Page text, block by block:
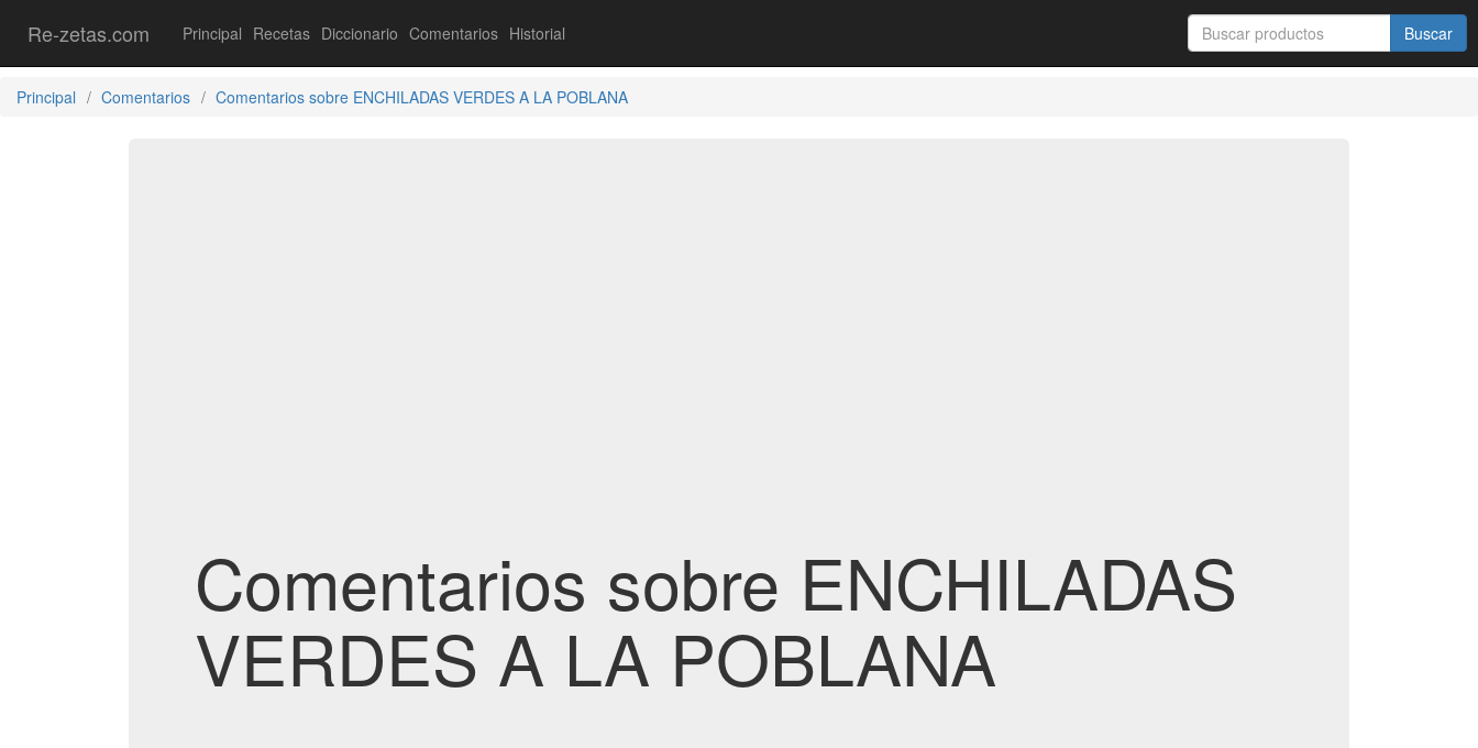
Re-zetas.com Principal Recetas Diccionario Comentarios Historial
Principal Comentarios Comentarios sobre ENCHILADAS VERDES A LA POBLANA
Comentarios sobre ENCHILADAS
VERDES A LA POBLANA